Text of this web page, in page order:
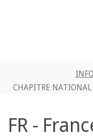
CHAPITRE NATIONAL
FR -